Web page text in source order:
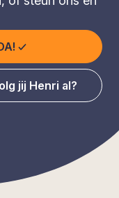
jij Henri al?